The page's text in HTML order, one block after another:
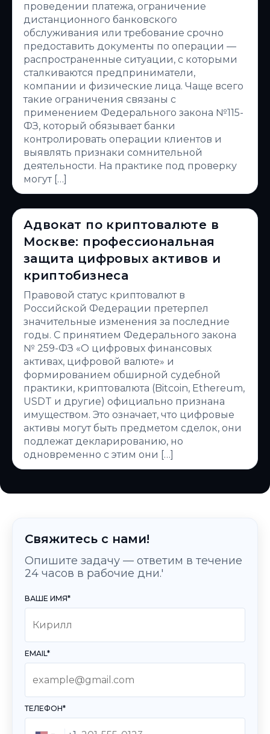
проведении платежа, ограничение
дистанционного банковского
обслуживания или требование срочно
предоставить документы по операции —
распространенные ситуации, с которыми
сталкиваются предприниматели,
компании и физические лица. Чаще всего
такие ограничения связаны с
применением Федерального закона №115-
ФЗ, который обязывает банки
контролировать операции клиентов и
выявлять признаки сомнительной
деятельности. На практике под проверку
могут […]
Адвокат по криптовалюте в
Москве: профессиональная
защита цифровых активов и
криптобизнеса
Правовой статус криптовалют в
Российской Федерации претерпел
значительные изменения за последние
годы. С принятием Федерального закона
№ 259-ФЗ «О цифровых финансовых
активах, цифровой валюте» и
формированием обширной судебной
практики, криптовалюта (Bitcoin, Ethereum,
USDT и другие) официально признана
имуществом. Это означает, что цифровые
активы могут быть предметом сделок, они
подлежат декларированию, но
одновременно с этим они […]
Свяжитесь с нами!
Опишите задачу — ответим в течение
24 часов в рабочие дни.'
ВАШЕ ИМЯ*
EMAIL*
ТЕЛЕФОН*